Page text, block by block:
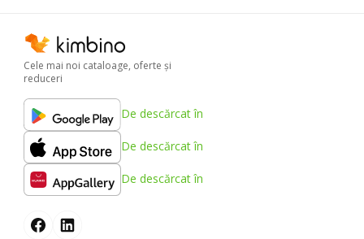
Cele mai noi cataloage, oferte şi
reduceri
De descărcat în
De descărcat în
De descărcat în